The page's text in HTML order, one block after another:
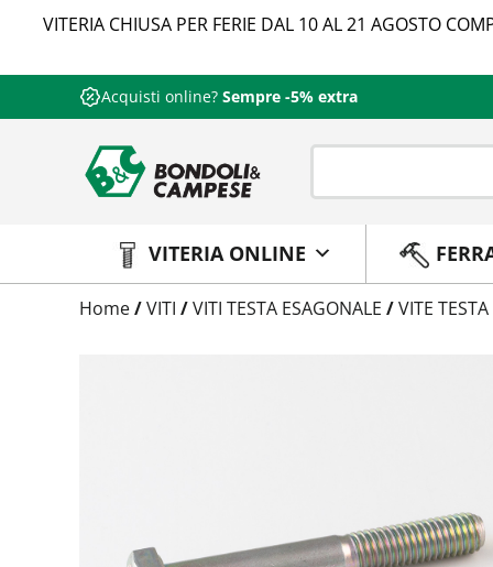
VITERIA CHIUSA PER FERIE DAL 10 AL 21 AGOSTO
Acquisti online? Sempre -5% extra
VITERIA ONLINE
TrattamentoHome/VITI /VITI TESTA ESAGONALE /VITE